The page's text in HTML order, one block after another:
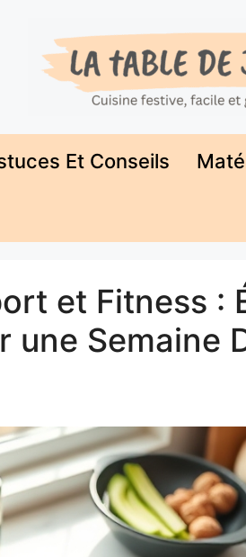
Et Conseils
et Fitness :
une Semaine